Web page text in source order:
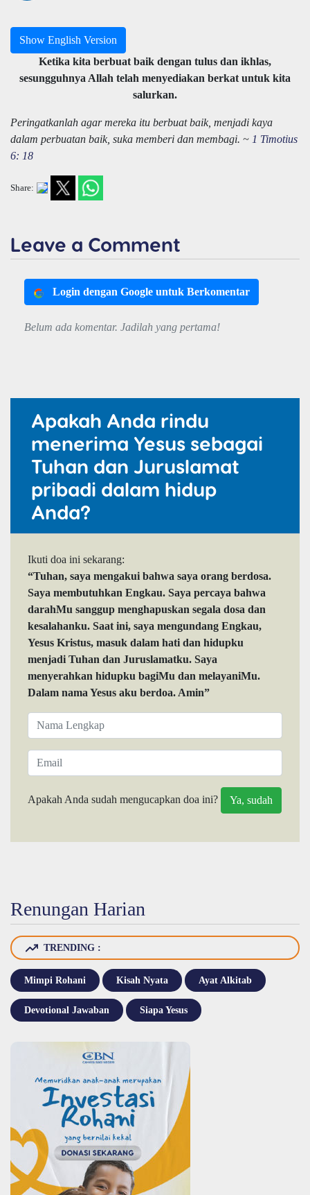
Show English Version
Ketika kita berbuat baik dengan tulus dan ikhlas,
sesungguhnya Allah telah menyediakan berkat untuk kita
salurkan.
Peringatkanlah agar mereka itu berbuat baik, menjadi kaya
dalam perbuatan baik, suka memberi dan membagi. ~ 1 Timotius
6: 18
Share:
Leave a Comment
Login dengan Google untuk Berkomentar
Belum ada komentar. Jadilah yang pertama!
Apakah Anda rindu
menerima Yesus sebagai
Tuhan dan Juruslamat
pribadi dalam hidup
Anda?
Ikuti doa ini sekarang:
“Tuhan, saya mengakui bahwa saya orang berdosa.
Saya membutuhkan Engkau. Saya percaya bahwa
darahMu sanggup menghapuskan segala dosa dan
kesalahanku. Saat ini, saya mengundang Engkau,
Yesus Kristus, masuk dalam hati dan hidupku
menjadi Tuhan dan Juruslamatku. Saya
menyerahkan hidupku bagiMu dan melayaniMu.
Dalam nama Yesus aku berdoa. Amin”
Apakah Anda sudah mengucapkan doa ini?
Renungan Harian
TRENDING :
Mimpi Rohani Kisah Nyata Ayat Alkitab
Devotional Jawaban Siapa Yesus